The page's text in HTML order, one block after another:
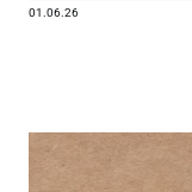
01.06.26